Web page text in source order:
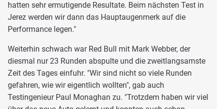
hatten sehr ermutigende Resultate. Beim nächsten Test in
Jerez werden wir dann das Hauptaugenmerk auf die
Performance legen."
Weiterhin schwach war Red Bull mit Mark Webber, der
diesmal nur 23 Runden abspulte und die zweitlangsamste
Zeit des Tages einfuhr. "Wir sind nicht so viele Runden
gefahren, wie wir eigentlich wollten", gab auch
Testingenieur Paul Monaghan zu. "Trotzdem haben wir viel